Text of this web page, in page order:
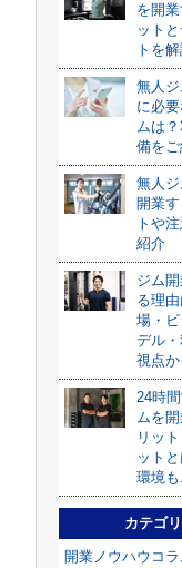
を開
ット
トを解
無人
に必
ムは
備を
無人ジ
開業
トや
紹介
ジム
る理
場・
デル
視点
24時
ムを
リッ
ット
環境
カテゴリ
開業ノウハウコ